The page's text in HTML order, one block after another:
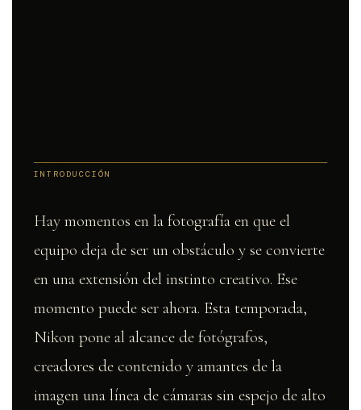
INTRODUCCIÓN
Hay momentos en la fotografía en que el
equipo deja de ser un obstáculo y se convierte
en una extensión del instinto creativo. Ese
momento puede ser ahora. Esta temporada,
Nikon pone al alcance de fotógrafos,
creadores de contenido y amantes de la
imagen una línea de cámaras sin espejo de alto